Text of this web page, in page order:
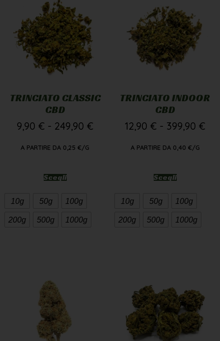
TRINCIATO CLASSIC
9,90€ - 249,90€
A PARTIRE DA0,25€/G
50g 100g
200g 500g 1000g
TRINCIATO INDOOR
12,90€ - 399,90€
A PARTIRE DA0,40€/G
50g 100g
200g 500g 1000g